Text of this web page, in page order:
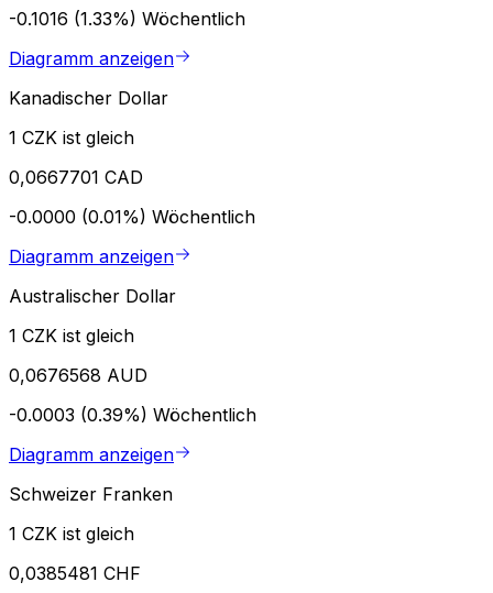
-0.1016 (1.33%) Wöchentlich
Diagramm anzeigen
Kanadischer Dollar
1 CZK ist gleich
0,0667701 CAD
-0.0000 (0.01%) Wöchentlich
Diagramm anzeigen
Australischer Dollar
1 CZK ist gleich
0,0676568 AUD
-0.0003 (0.39%) Wöchentlich
Diagramm anzeigen
Schweizer Franken
1 CZK ist gleich
0,0385481 CHF